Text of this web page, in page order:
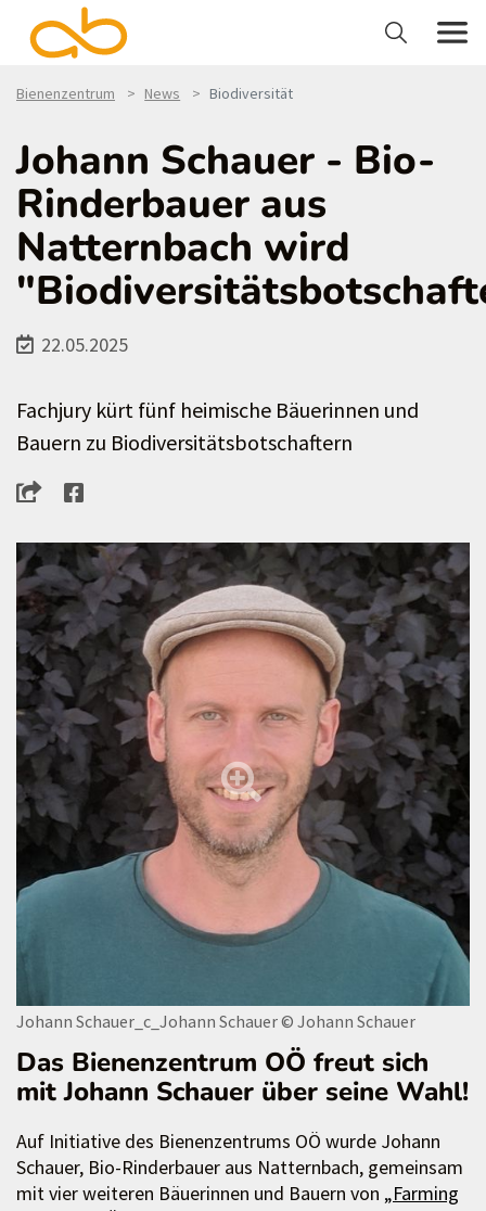
Bienenzentrum News Biodiversität
Johann Schauer - Bio-
Rinderbauer aus
Natternbach wird
22.05.2025
Fachjury kürt fünf heimische Bäuerinnen und
Bauern zu Biodiversitätsbotschaftern
Johann Schauer_c_Johann Schauer© Johann Schauer
Das Bienenzentrum OÖ freut sich
mit Johann Schauer über seine Wahl!
Auf Initiative des Bienenzentrums OÖ wurde Johann
Schauer, Bio-Rinderbauer aus Natternbach, gemeinsam
mit vier weiteren Bäuerinnen und Bauern von „Farming